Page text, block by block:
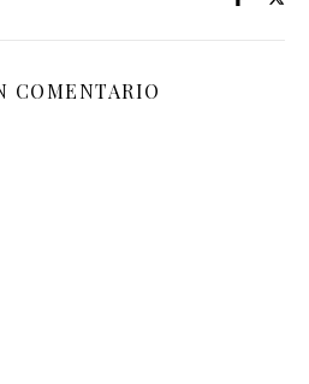
COMENTARIO